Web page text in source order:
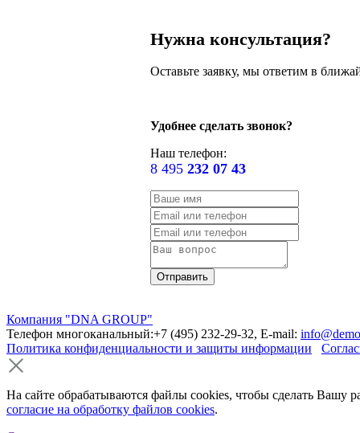
Нужна консультация?
Оставьте заявку, мы ответим в
Удобнее сделать звонок?
Наш телефон:
8 495 232 07 43
Компания "DNA GROUP"
Телефон многоканальный:+7 (495) 232-29-32, E-mail:
Политика конфиденциальности и защиты информации
На сайте обрабатываются файлы cookies, чтобы сделать Вашу
согласие на обработку файлов cookies.